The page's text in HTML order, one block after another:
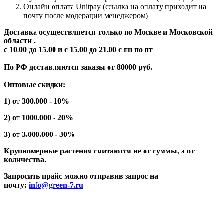
Онлайн оплата Unitpay (ссылка на оплату приходит на
почту после модерации менеджером)
Доставка осуществляется только по Москве и Московской
области .
с 10.00 до 15.00 и с 15.00 до 21.00 с пн по пт
По РФ доставляются заказы от 80000 руб.
Оптовые скидки:
1) от 300.000 - 10%
2) от 1000.000 - 20%
3) от 3.000.000 - 30%
Крупномерные растения считаются не от суммы, а от
количества.
Запросить прайс можно отправив запрос на
почту: info@green-7.ru